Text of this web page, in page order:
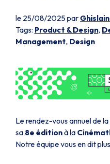
le 25/08/2025 par
Tags: Product & Design,
Management, Design
Le rendez-vous annuel de
sa 8e éditionà la
Notre équipe vous en dit